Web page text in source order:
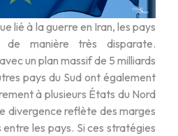
lié à la guerre en Iran, les pays
de manière très disparate.
un plan massif de 5 milliards
pays du Sud ont également
à plusieurs États du Nord
divergence reflète des marges
les pays. Si ces stratégies